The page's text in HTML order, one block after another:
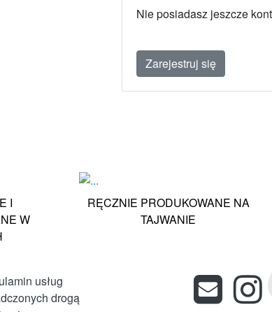
Nie posiadasz jeszcze
Zarejestruj się
I
W
RĘCZNIE PRODUKOWANE NA
TAJWANIE
usług
drogą